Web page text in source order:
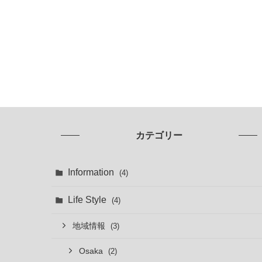
カテゴリー
Information (4)
Life Style (4)
地域情報 (3)
Osaka (2)